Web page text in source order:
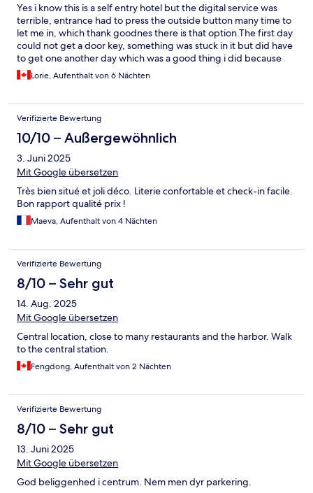
Yes i know this is a self entry hotel but the digital service was
terrible, entrance had to press the outside button many time to
let me in, which thank goodnes there is that option.The first day
could not get a door key, something was stuck in it but did have
to get one another day which was a good thing i did because
the digital phone key also quit working for my bedroom and had
to use the physical card for the last 3 days. My lite in the ceiling
the next 4 days, there has to be a short in that lite socket, i hope
it is not a signal of a fire alert. I was able to connect with cleaning
ladies to get extra sugar for my tea and another toilet roll but
they did not understand english. It is very nosy on a busy street
so no sleep, is close to mall and old town and the water front
and library.
Lorie, Aufenthalt von 6 Nächten
Verifizierte Bewertung
10/10 – Außergewöhnlich
3. Juni 2025
Mit Google übersetzen
Très bien situé et joli déco. Literie confortable et check-in facile.
Bon rapport qualité prix !
Maeva, Aufenthalt von 4 Nächten
Verifizierte Bewertung
8/10 – Sehr gut
14. Aug. 2025
Mit Google übersetzen
Central location, close to many restaurants and the harbor. Walk
to the central station.
Fengdong, Aufenthalt von 2 Nächten
Verifizierte Bewertung
8/10 – Sehr gut
13. Juni 2025
Mit Google übersetzen
God beliggenhed i centrum. Nem men dyr parkering.